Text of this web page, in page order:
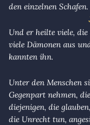
den einzelnen Schafen.
Und er heilte viele,
viele Dämonen aus
kannten ihn.
Unter den Menschen
Gegenpart nehmen,
diejenigen, die
die Unrecht tun,